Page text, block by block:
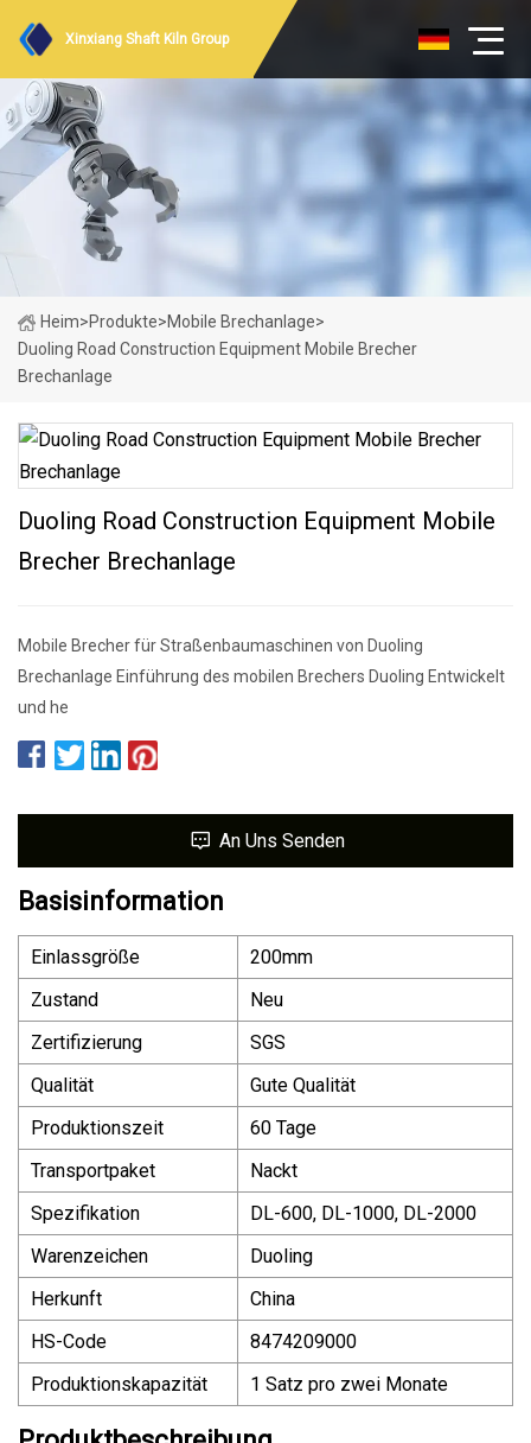
Xinxiang Shaft Kiln Group
Heim>Produkte>Mobile Brechanlage>
Duoling Road Construction Equipment Mobile Brecher
Brechanlage
Duoling Road Construction Equipment Mobile
Brecher Brechanlage
Mobile Brecher für Straßenbaumaschinen von Duoling
Brechanlage Einführung des mobilen Brechers Duoling Entwickelt
und he
An Uns Senden
Basisinformation
Einlassgröße
200mm
Zustand
Neu
Zertifizierung
SGS
Qualität
Gute Qualität
Produktionszeit
60 Tage
Transportpaket
Nackt
Spezifikation
DL-600, DL-1000, DL-2000
Warenzeichen
Duoling
Herkunft
China
HS-Code
8474209000
Produktionskapazität
1 Satz pro zwei Monate